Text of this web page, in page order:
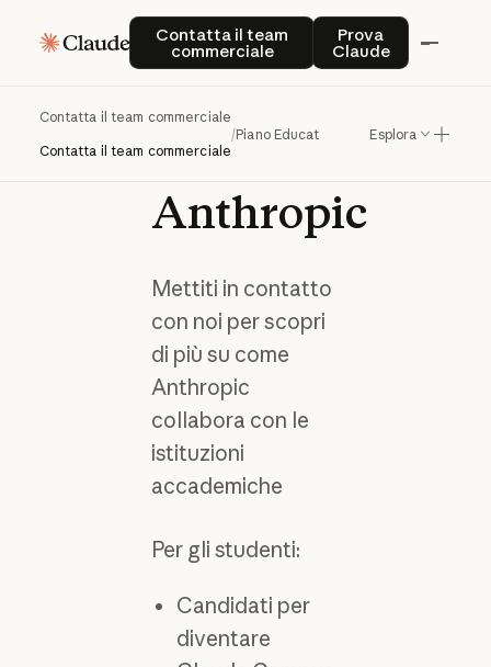
Contatta il team
commerciale
Contatta il team commerciale
Prova
Claude
Prova Claude
Contatta il team commerciale
Contatta il team commerciale
/Piano Education Esplora
Contatta
ilteam
Education
di
Anthropic
Mettiti in contatto
con noi per scopri
di più su come
Anthropic
collabora con le
istituzioni
accademiche
Per gli studenti:
Candidati per
diventare